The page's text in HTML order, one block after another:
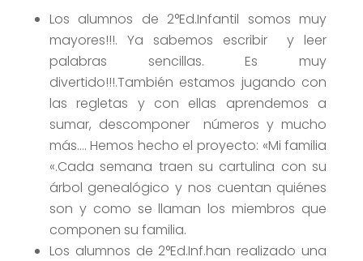
Los alumnos de 2°Ed.Infantil somos muy
mayores!!!. Ya sabemos escribir y leer
palabras sencillas. Es muy
divertido!!!.También estamos jugando con
las regletas y con ellas aprendemos a
sumar, descomponer números y mucho
más…. Hemos hecho el proyecto: «Mi familia
«.Cada semana traen su cartulina con su
árbol genealógico y nos cuentan quiénes
son y como se llaman los miembros que
componen su familia.
Los alumnos de 2°Ed.Inf.han realizado una